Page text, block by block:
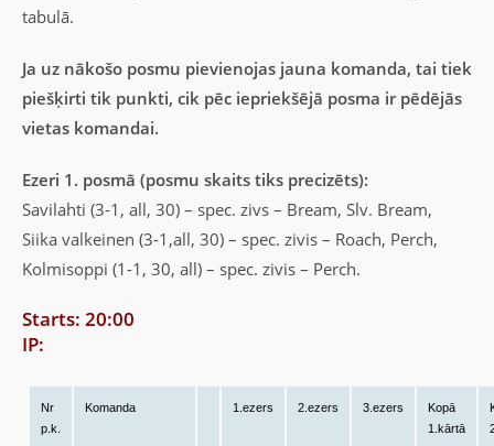
tabulā.
Ja uz nākošo posmu pievienojas jauna komanda, tai tiek
piešķirti tik punkti, cik pēc iepriekšējā posma ir pēdējās
vietas komandai.
Ezeri 1. posmā (posmu skaits tiks precizēts):
Savilahti (3-1, all, 30) – spec. zivs – Bream, Slv. Bream,
Siika valkeinen (3-1,all, 30) – spec. zivis – Roach, Perch,
Kolmisoppi (1-1, 30, all) – spec. zivis – Perch.
Starts: 20:00
IP:
Nr
p.k.
Komanda 1.ezers 2.ezers 3.ezers
Kopā
1.kārtā